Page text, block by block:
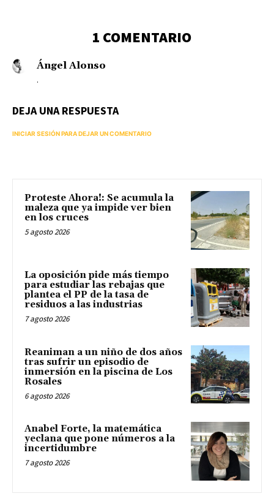
1 COMENTARIO
Ángel Alonso
.
DEJA UNA RESPUESTA
INICIAR SESIÓN PARA DEJAR UN COMENTARIO
Proteste Ahora!: Se acumula la
maleza que ya impide ver bien
en los cruces
5 agosto 2026
La oposición pide más tiempo
para estudiar las rebajas que
plantea el PP de la tasa de
residuos a las industrias
7 agosto 2026
Reaniman a un niño de dos años
tras sufrir un episodio de
inmersión en la piscina de Los
Rosales
6 agosto 2026
Anabel Forte, la matemática
yeclana que pone números a la
incertidumbre
7 agosto 2026